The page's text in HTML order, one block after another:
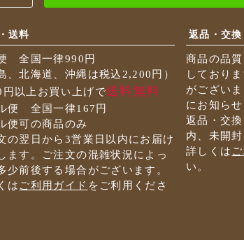
送料
全国一律990円
、北海道、沖縄は税込2,200円）
以上お買い上げで送料無料
便 全国一律167円
便可の商品のみ
の翌日から3営業日以内にお届け
ます。ご注文の混雑状況によっ
少前後する場合がございます。
は ご利用ガイド をご利用くださ
返品・交換
商品の品
しており
がござい
にお知らせ
返品・交
内、未開
詳しくは
い。